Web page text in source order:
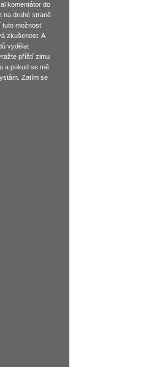
komentátor do
na druhé straně
tuto možnost
zkušenost. A
vydělat
příští zimu
a pokud se mě
Zatím se